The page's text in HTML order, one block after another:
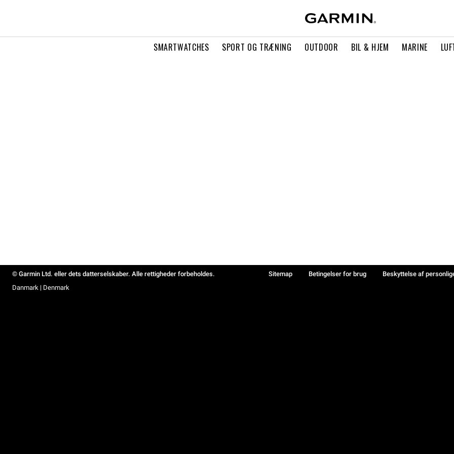
SMARTWATCHES SPORT OG TRÆNING OUTDOOR BIL & HJEM MARINE
© Garmin Ltd. eller dets datterselskaber. Alle rettigheder forbeholdes. Sitemap Betingelser for brug Beskyttelse af
Danmark | Denmark